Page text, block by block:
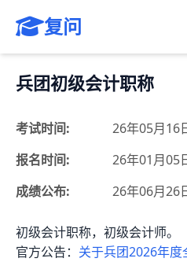
复问
兵团初级会计职称
考试时间:
26年05月16
报名时间:
26年01月05
成绩公布:
26年06月26
初级会计职称，初级会计师。
官方公告： 关于兵团2026年